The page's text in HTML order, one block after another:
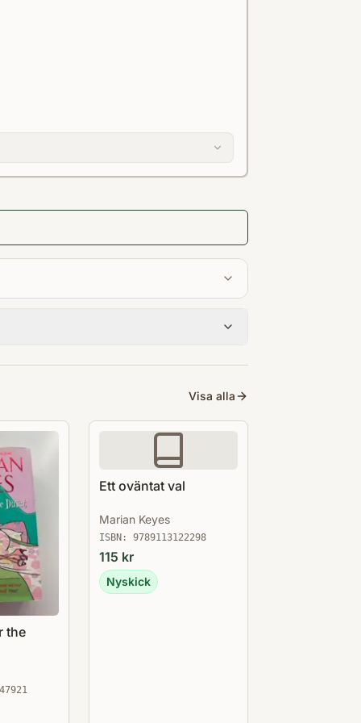
Visa alla
the
Ett oväntat val
Marian Keyes
ISBN: 9789113122298
115 kr
Nyskick